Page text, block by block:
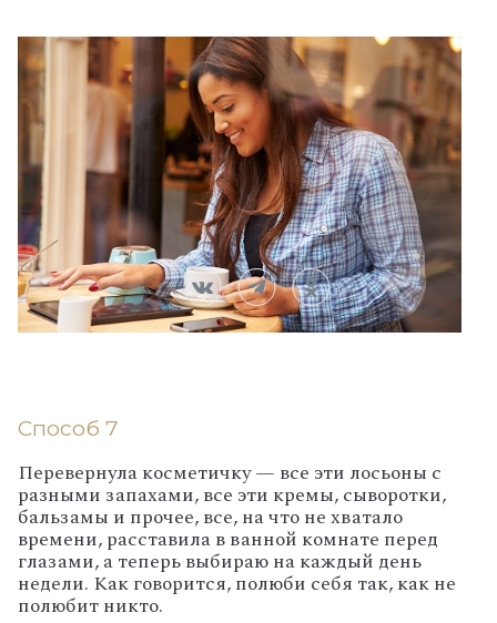
Способ 7
Перевернула косметичку — все эти лосьоны с
разными запахами, все эти кремы, сыворотки,
бальзамы и прочее, все, на что не хватало
времени, расставила в ванной комнате перед
глазами, а теперь выбираю на каждый день
недели. Как говорится, полюби себя так, как не
полюбит никто.